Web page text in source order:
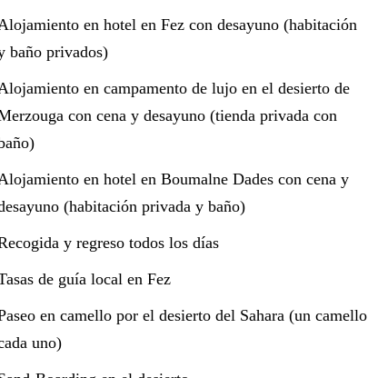
en hotel en Fez con desayuno (habitación
baño privados)
en campamento de lujo en el desierto de
con cena y desayuno (tienda privada con
en hotel en Boumalne Dades con cena y
(habitación privada y baño)
y regreso todos los días
de guía local en Fez
en camello por el desierto del Sahara (un camello
uno)